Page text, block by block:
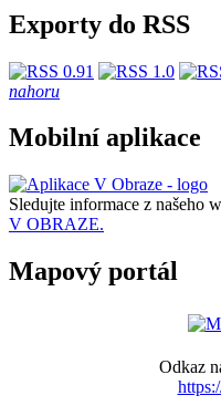
Exporty do RSS
nahoru
Mobilní aplikace
Sledujte informace z našeho
V OBRAZE.
Mapový portál
Odkaz